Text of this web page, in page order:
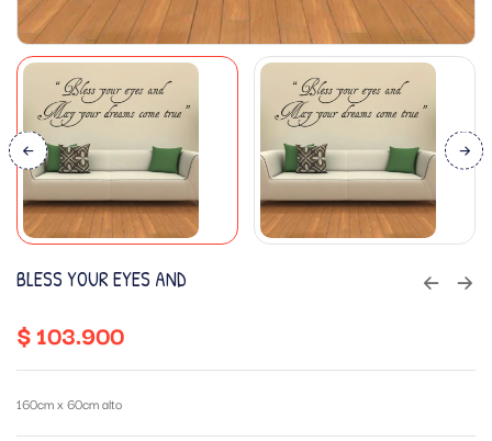
BLESS YOUR EYES AND
$103.900
160cm x 60cm alto